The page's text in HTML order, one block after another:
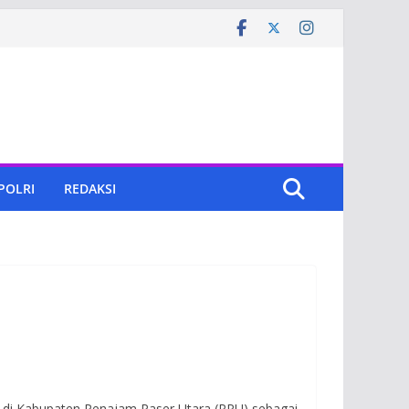
REDAKSI